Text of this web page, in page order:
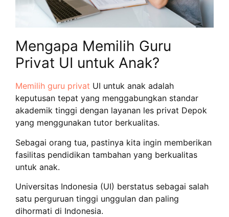
Mengapa Memilih Guru
Privat UI untuk Anak?
Memilih guru privat UI untuk anak adalah
keputusan tepat yang menggabungkan standar
akademik tinggi dengan layanan les privat Depok
yang menggunakan tutor berkualitas.
Sebagai orang tua, pastinya kita ingin memberikan
fasilitas pendidikan tambahan yang berkualitas
untuk anak.
Universitas Indonesia (UI) berstatus sebagai salah
satu perguruan tinggi unggulan dan paling
dihormati di Indonesia.